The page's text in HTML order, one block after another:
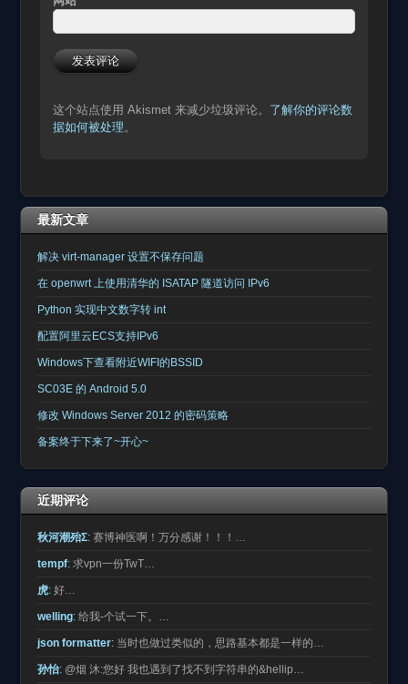
这个站点使用 Akismet 来减少垃圾评论。 了解你的评论数
据如何被处理 。
最新文章
解决 virt-manager 设置不保存问题
在 openwrt 上使用清华的 ISATAP 隧道访问 IPv6
Python 实现中文数字转 int
配置阿里云ECS支持IPv6
Windows下查看附近WIFI的BSSID
SC03E 的 Android 5.0
修改 Windows Server 2012 的密码策略
备案终于下来了~开心~
近期评论
秋河潮殆Σ: 赛博神医啊！万分感谢！！！…
tempf: 求vpn一份TwT…
虎: 好…
welling: 给我-个试一下。…
json formatter: 当时也做过类似的，思路基本都是一样的…
孙怡: @烟 沐:您好 我也遇到了找不到字符串的&hellip…